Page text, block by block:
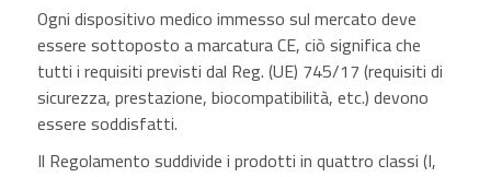
Ogni dispositivo medico immesso sul mercato deve
essere sottoposto a marcatura CE, ciò significa che
tutti i requisiti previsti dal Reg. (UE) 745/17 (requisiti di
sicurezza, prestazione, biocompatibilità, etc.) devono
essere soddisfatti.
Il Regolamento suddivide i prodotti in quattro classi (I,